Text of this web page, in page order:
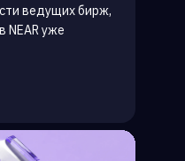
ведущих бирж,
NEAR уже